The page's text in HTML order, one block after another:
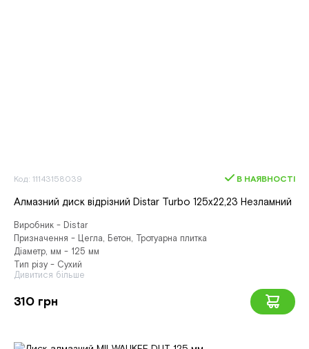
Код: 11143158039 В НАЯВНОСТІ
Алмазний диск вiдрiзний Distar Turbo 125x22,23 Незламний
Виробник - Distar
Призначення - Цегла, Бетон, Тротуарна плитка
Діаметр, мм - 125 мм
Тип різу - Сухий
Дивитися більше
310 грн